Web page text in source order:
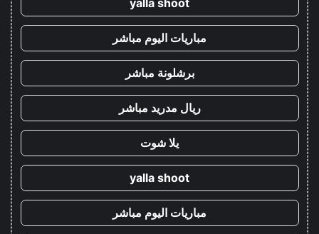
yalla shoot
مباريات اليوم مباشر
برشلونة مباشر
ريال مدريد مباشر
يلا شوت
yalla shoot
مباريات اليوم مباشر